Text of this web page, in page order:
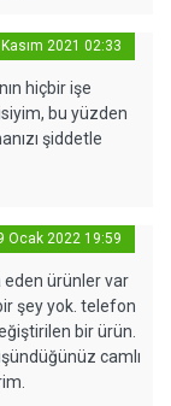
2021 02:33
hiçbir işe
bu yüzden
şiddetle
Ocak 2022 19:59
ürünler var
şey yok. telefon
bir ürün.
camlı